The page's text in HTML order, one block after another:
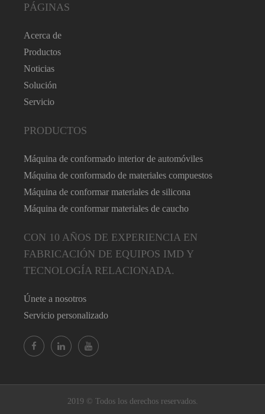
PÁGINAS
Acerca de
Productos
Noticias
Solución
Servicio
PRODUCTOS
Máquina de conformado interior de automóviles
Máquina de conformado de materiales compuestos
Máquina de conformar materiales de silicona
Máquina de conformar materiales de caucho
CON 10 AÑOS DE EXPERIENCIA EN
FABRICACIÓN DE EQUIPOS IMD Y
TECNOLOGÍA RELACIONADA.
Únete a nosotros
Servicio personalizado
2019 © Todos los derechos reservados.